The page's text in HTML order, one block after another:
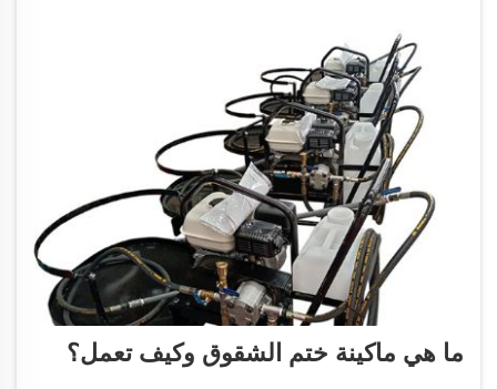
ما هي ماكينة ختم الشقوق وكيف تعمل؟